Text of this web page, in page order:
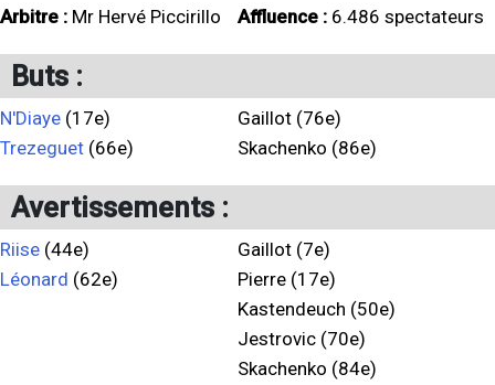
Arbitre : Mr Hervé Piccirillo Affluence : 6.486 spectateurs
Buts :
N'Diaye (17e)
Trezeguet (66e)
Gaillot (76e)
Skachenko (86e)
Avertissements :
Riise (44e)
Léonard (62e)
Gaillot (7e)
Pierre (17e)
Kastendeuch (50e)
Jestrovic (70e)
Skachenko (84e)